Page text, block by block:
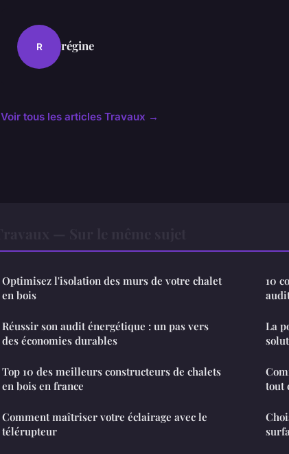
R régine
Voir tous les articles Travaux →
Optimisez l'isolation des murs de votre chalet
en bois
Réussir son audit énergétique : un pas vers
des économies durables
Top 10 des meilleurs constructeurs de chalets
en bois en france
Comment maîtriser votre éclairage avec le
télérupteur
10
La
tout